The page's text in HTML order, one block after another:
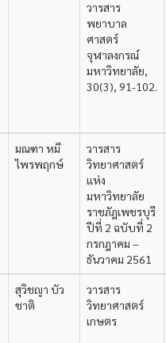
วารสาร
พยาบาล
ศาสตร์
จุฬาลงกรณ์
มหาวิทยาลัย,
30(3), 91-102.
มณฑา หมี
ไพรพฤกษ์
วารสาร
วิทยาศาสตร์
แห่ง
มหาวิทยาลัย
ราชภัฎเพชรบุรี
ปีที่ 2 ฉบับที่ 2
กรกฎาคม –
ธันวาคม 2561
สุวิชญา บัว
ชาติ
วารสาร
วิทยาศาสตร์
เกษตร